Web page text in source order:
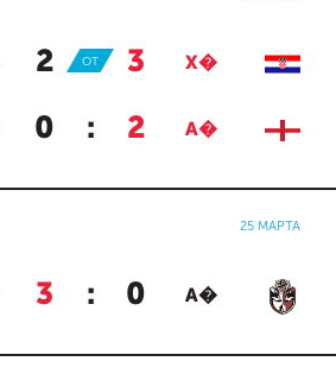
2 : 3 Х�
ОТ
0 : 2 А�
25 МАРТА
3 : 0 А�